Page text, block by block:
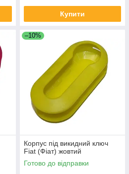
Купити
–10%
Корпус під викидний ключ
Fiat (Фіат) жовтий
Готово до відправки